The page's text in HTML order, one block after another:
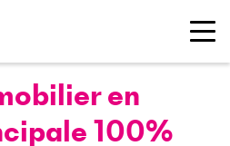
en
100%